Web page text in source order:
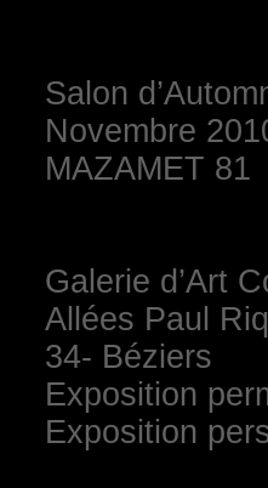
Salon
Novembre
MAZAMET 81
Galerie d’Art
Allées Paul
34- Béziers
Exposition
Exposition